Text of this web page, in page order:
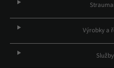
Výrobky a
Služby